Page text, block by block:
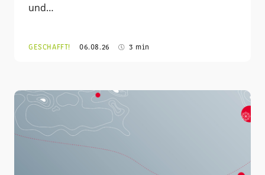
und…
GESCHAFFT! 06.08.26 3 min